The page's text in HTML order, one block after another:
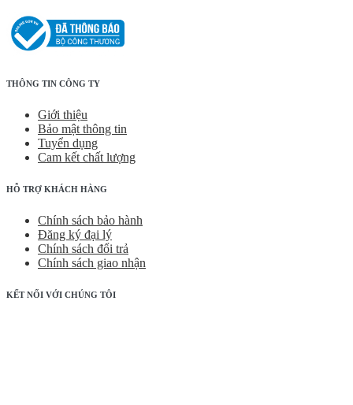
THÔNG TIN CÔNG TY
Giới thiệu
Bảo mật thông tin
Tuyển dụng
Cam kết chất lượng
HỖ TRỢ KHÁCH HÀNG
Chính sách bảo hành
Đăng ký đại lý
Chính sách đổi trả
Chính sách giao nhận
KẾT NỐI VỚI CHÚNG TÔI